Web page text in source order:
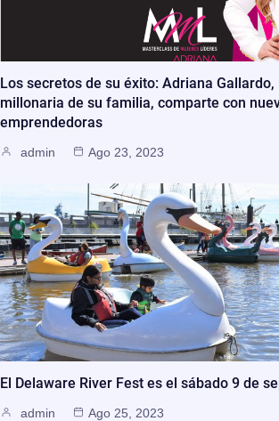
Los secretos de su éxito: Adriana
millonaria de su familia, comparte con
emprendedoras
admin Ago 23, 2023
El Delaware River Fest es el sábado 9 de
admin Ago 25, 2023